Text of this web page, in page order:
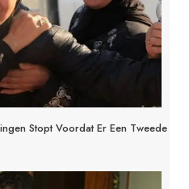
Stopt Voordat Er Een Tweede